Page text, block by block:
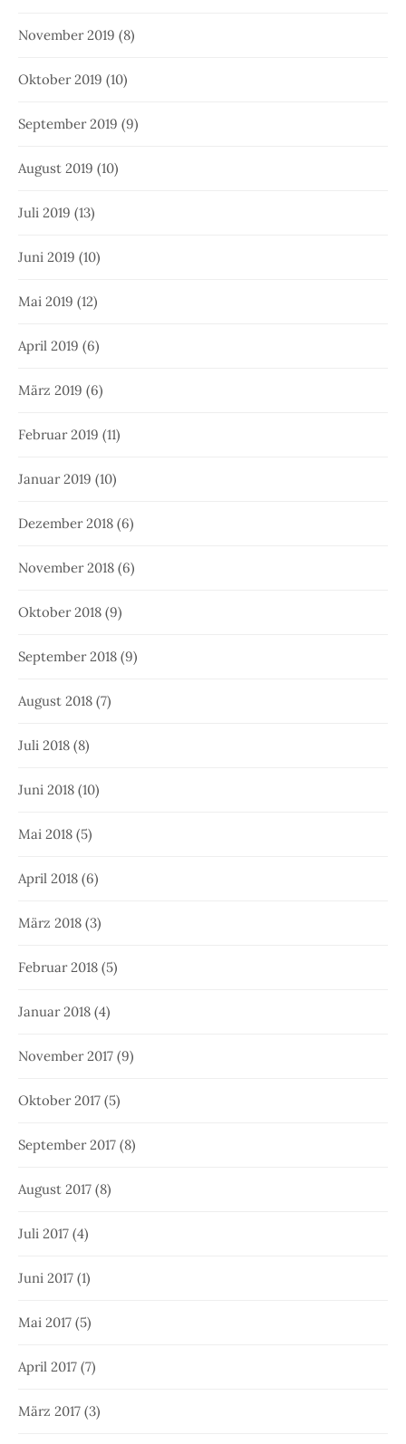
November 2019 (8)
Oktober 2019 (10)
September 2019 (9)
August 2019 (10)
Juli 2019 (13)
Juni 2019 (10)
Mai 2019 (12)
April 2019 (6)
März 2019 (6)
Februar 2019 (11)
Januar 2019 (10)
Dezember 2018 (6)
November 2018 (6)
Oktober 2018 (9)
September 2018 (9)
August 2018 (7)
Juli 2018 (8)
Juni 2018 (10)
Mai 2018 (5)
April 2018 (6)
März 2018 (3)
Februar 2018 (5)
Januar 2018 (4)
November 2017 (9)
Oktober 2017 (5)
September 2017 (8)
August 2017 (8)
Juli 2017 (4)
Juni 2017 (1)
Mai 2017 (5)
April 2017 (7)
März 2017 (3)